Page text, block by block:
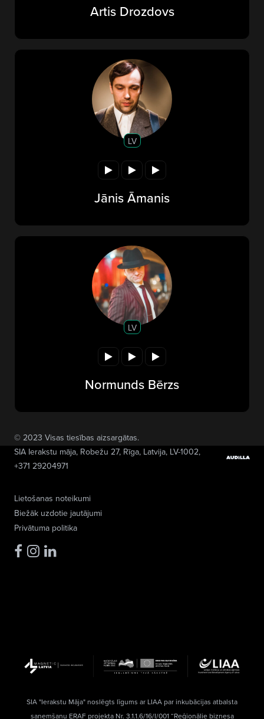
Artis Drozdovs
LV
Jānis Āmanis
LV
Normunds Bērzs
Lietošanas noteikumi
Biežāk uzdotie jautājumi
Privātuma politika
© 2023 Visas tiesības aizsargātas.
SIA Ierakstu māja, Robežu 27, Rīga, Latvija, LV-1002,
+371 29204971
SIA "Ierakstu Māja" noslēgts līgums ar LIAA par inkubācijas atbalsta
saņemšanu ERAF projekta Nr. 3.1.1.6/16/I/001 “Reģionālie biznesa